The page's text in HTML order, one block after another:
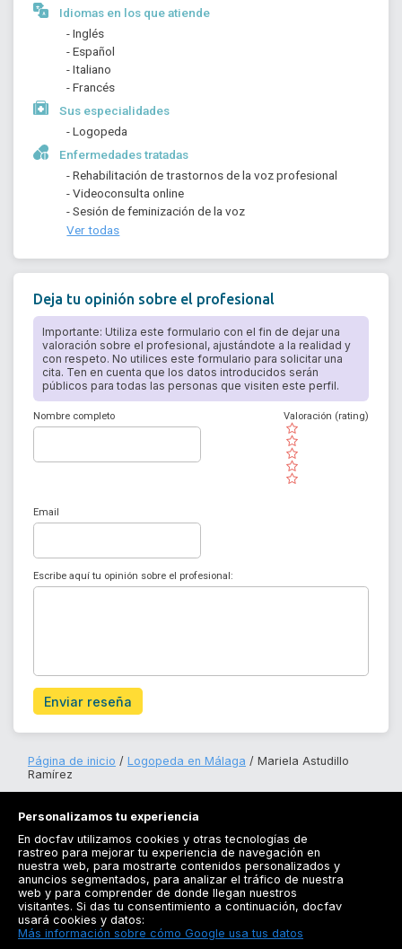
Idiomas en los que atiende
- Inglés
- Español
- Italiano
- Francés
Sus especialidades
- Logopeda
Enfermedades tratadas
- Rehabilitación de trastornos de la voz profesional
- Videoconsulta online
- Sesión de feminización de la voz
Ver todas
Deja tu opinión sobre el profesional
Importante: Utiliza este formulario con el fin de dejar una
valoración sobre el profesional, ajustándote a la realidad y
con respeto. No utilices este formulario para solicitar una
cita. Ten en cuenta que los datos introducidos serán
públicos para todas las personas que visiten este perfil.
Nombre completo
( )
( )
( )
( )
( )
Valoración (rating)
Email
Escribe aquí tu opinión sobre el profesional:
Enviar reseña
Página de inicio Logopeda en Málaga
Mariela Astudillo
Ramírez
Registrarse
Docfav
Personalizamos tu experiencia
En docfav utilizamos cookies y otras tecnologías de
rastreo para mejorar tu experiencia de navegación en
nuestra web, para mostrarte contenidos personalizados y
anuncios segmentados, para analizar el tráfico de nuestra
web y para comprender de donde llegan nuestros
visitantes. Si das tu consentimiento a continuación, docfav
usará cookies y datos:
Más información sobre cómo Google usa tus datos